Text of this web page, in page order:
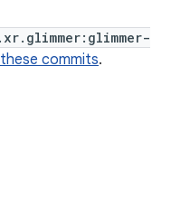
these commits.